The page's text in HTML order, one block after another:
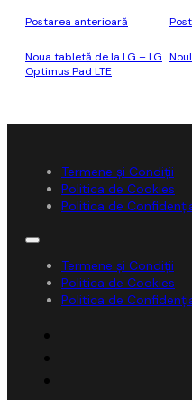
Postarea anterioară
Noua tabletă de la LG – LG
Optimus Pad LTE
Termene și Condiții
Politica de Cookies
Politica de
Termene și Condiții
Politica de Cookies
Politica de